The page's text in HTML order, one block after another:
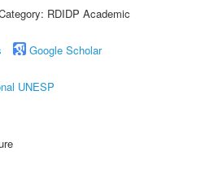
RDIDP Academic
Google Scholar
UNESP